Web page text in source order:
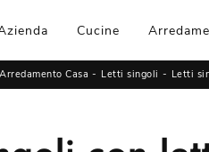
Cucine
Arredamento Casa - Letti singoli - Letti